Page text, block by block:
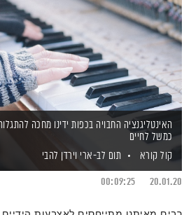
האינטליגנציה החבויה בכפות ידינו מחכה
כמשל לחיים
קול קורא
תום לב-ארי וירדן להבי
20.01.20
00:09:25